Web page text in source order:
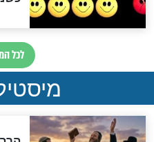
האם